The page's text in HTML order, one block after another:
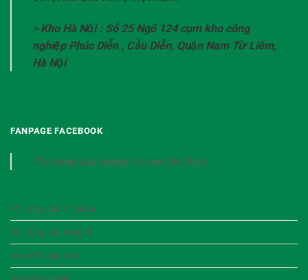
> Kho Hà Nội : Số 25 Ngõ 124 cụm kho công
nghiệp Phúc Diễn , Cầu Diễn, Quận Nam Từ Liêm,
Hà Nội
FANPAGE FACEBOOK
Thi cong san epoxy va san the thao
Thi công sân Pickleball
Thi công sân Bóng rổ
Xốp XPS dày 5cm